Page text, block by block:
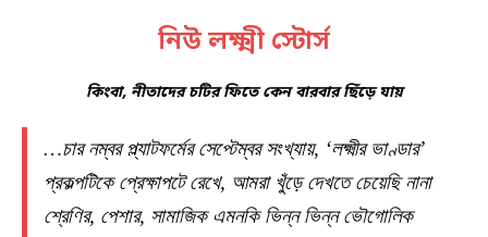
নিউ লক্ষ্মী স্টোর্স
কিংবা, নীতাদের চটির ফিতে কেন বারবার ছিঁড়ে যায়
…চার নম্বর প্ল্যাটফর্মের সেপ্টেম্বর সংখ্যায়, ‘লক্ষ্মীর ভাণ্ডার’
প্রকল্পটিকে প্রেক্ষাপটে রেখে, আমরা খুঁড়ে দেখতে চেয়েছি নানা
শ্রেণির, পেশার, সামাজিক এমনকি ভিন্ন ভিন্ন ভৌগোলিক